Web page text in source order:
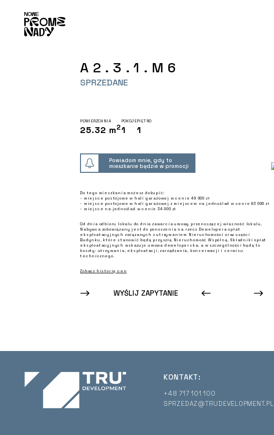
A2.3.1.M6
SPRZEDANE
POWIERZCHNIA
25.32 m2
POKOJE
1
PIĘTRO
1
Powiadom mnie, gdy to
mieszkanie będzie w promocji
Do tego mieszkania możesz dokupić:
- miejsce postojowe w hali garażowej w cenie 49 000 zł
- miejsce postojowe w hali garażowej z miejscem na jednoślad w cenie 83 000 zł
- miejsce na jednoślad w cenie 34 000 zł
Od dnia odbioru lokalu do dnia zawarcia umowy przenoszącej własność lokalu,
Nabywca zobowiązany jest do ponoszenia na rzecz Dewelopera opłat
eksploatacyjnych związanych z utrzymaniem Nieruchomości oraz części
Budynku, które stanowić będą przyszłą Nieruchomość Wspólną. Składniki opłat
eksploatacyjnych wskazuje umowa deweloperska, a w szczególności będą to
koszty: utrzymania, eksploatacji, zarządzania, konserwacji i serwisu
technicznego.
Zobacz historię cen
WYŚLIJ ZAPYTANIE
KONTAKT:
+48 717 101 100
SPRZEDAZ@TRUDEVELOPMENT.PL